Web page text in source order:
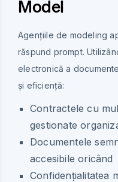
Model
Agențiile de modeling
răspund prompt.
electronică a
și eficiență:
Contractele cu
gestionate
Documentele
accesibile oricând
Confidențialitatea